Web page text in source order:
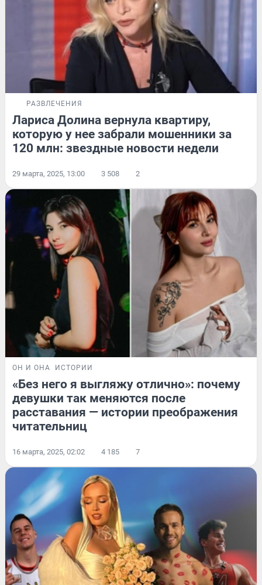
РАЗВЛЕЧЕНИЯ
Лариса Долина вернула квартиру,
которую у нее забрали мошенники за
120 млн: звездные новости недели
29 марта, 2025, 13:00 3 508 2
ОН И ОНА ИСТОРИИ
«Без него я выгляжу отлично»: почему
девушки так меняются после
расставания — истории преображения
читательниц
16 марта, 2025, 02:02 4 185 7